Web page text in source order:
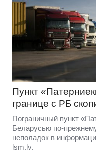
Пункт
границе с РБ
Пограничный пункт
Беларусью по-
неполадок в
lsm.lv.